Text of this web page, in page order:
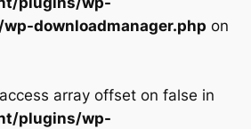
downloadmanager.php on
array offset on false in
plugins/wp-